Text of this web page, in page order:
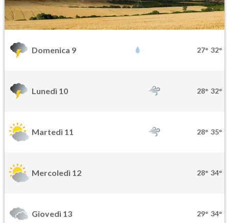
Domenica 9 27° 32°
Lunedì 10 28° 32°
Martedì 11 28° 35°
Mercoledì 12 28° 34°
Giovedì 13 29° 34°